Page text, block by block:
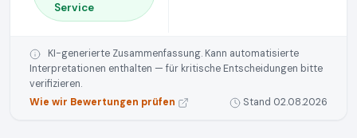
Service
KI-generierte Zusammenfassung. Kann automatisierte
Interpretationen enthalten — für kritische Entscheidungen bitte
verifizieren.
Wie wir Bewertungen prüfen
Stand 02.08.2026